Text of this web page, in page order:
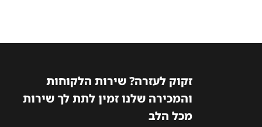
זקוק לעזרה? שירות הלקוחות
והמכירה שלנו זמין לתת לך שירות
מכל הלב